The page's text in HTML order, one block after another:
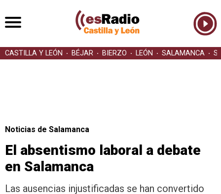
CASTILLA Y LEÓN BÉJAR BIERZO LEÓN SALAMANCA
Noticias de Salamanca
El absentismo laboral a debate
en Salamanca
Las ausencias injustificadas se han convertido